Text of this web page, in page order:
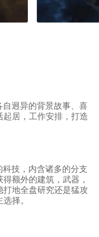
迥异的背景故事、喜
居，工作安排，打造
技，内含诸多的分支
额外的建筑，武器，
地全盘研究还是猛攻
择。